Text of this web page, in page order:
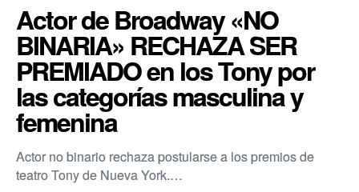
Actor de Broadway «NO
BINARIA» RECHAZA SER
PREMIADO en los Tony por
las categorías masculina y
femenina
Actor no binario rechaza postularse a los premios de
teatro Tony de Nueva York.…